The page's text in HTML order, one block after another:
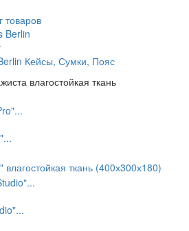
товаров
Berlin
Кейсы, Сумки, Пояс
влагостойкая ткань
ткань (400х300х180)